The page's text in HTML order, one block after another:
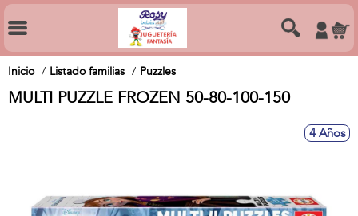
Inicio Listado familias Puzzles
MULTI PUZZLE FROZEN 50-80-100-150
4 Años